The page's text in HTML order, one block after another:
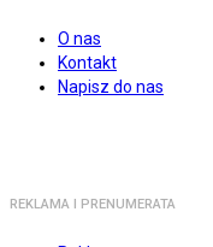
O nas
Kontakt
Napisz do nas
REKLAMA I PRENUMERATA